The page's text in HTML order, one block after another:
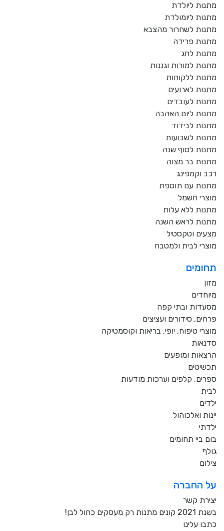
מתנות ליולדת
מתנות ליומולדת
מתנות לשחרור מהצבא
מתנות פרידה
מתנות לחג
מתנות למורות וגננות
מתנות ללקוחות
מתנות לארועים
מתנות לעובדים
מתנות ליום האהבה
מתנות לבידוד
מתנות לשבועות
מתנות לסוף שנה
מתנות בר מצוה
רכב וקמפינג
מתנות עם תוספת
מוצרי חשמל
מתנות ללא עלות
מתנות לראש השנה
מצעים וטקסטיל
מוצרי לבית ולמטבח
תחומים
מזון
מיוחדים
מסעדות ובתי קפה
פרחים, סידורים ועציצים
מוצרי טיפוח, יופי, בריאות וקוסמטיקה
סדנאות
הרצאות ומופעים
תכשיטים
ספרים, קלפים וערכות מודעות
לבית
ילדים
יינות ואלכוהול
ילדתי
בום ביי תחומים
גולף
צילום
על החברה
יצירת קשר
בשנת 2021 קונים מתנות רק מעסקים כחול לבן!
כתבו עלינו